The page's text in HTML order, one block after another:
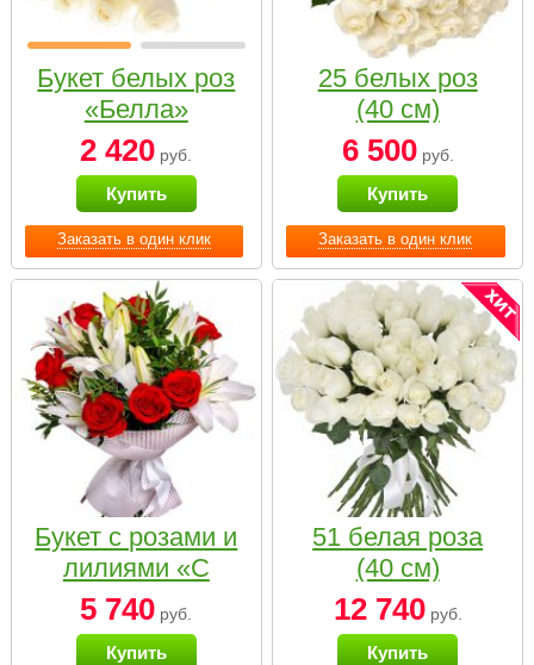
Заказать в один клик
Букет белых роз
«Белла»
2 420 руб.
Купить
Заказать в один клик
25 белых роз
(40 см)
6 500руб.
Купить
Букет с розами и
лилиями «С
наилучшими
пожеланиями»
5 740 руб.
Купить
51 белая роза
(40 см)
12 740руб.
Купить